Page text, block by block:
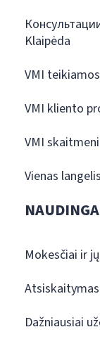
Klaipėda
VMI
VMI kliento
VMI
Vienas
NAUDINGA
Mokesčiai ir
Dažniausiai